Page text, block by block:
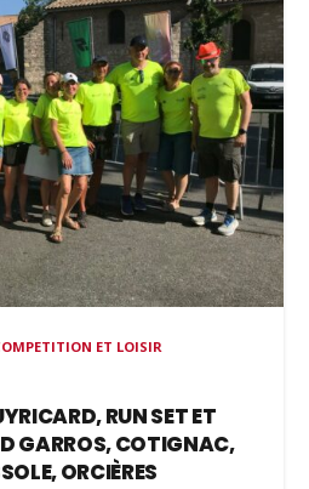
ET LOISIR
RUN SET ET
GARROS, COTIGNAC,
ORCIÈRES